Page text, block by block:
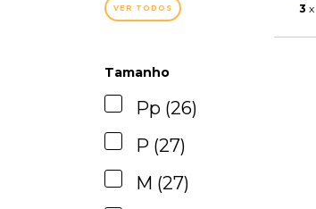
VER TODOS
Tamanho
Pp (26)
P (27)
M (27)
3 x